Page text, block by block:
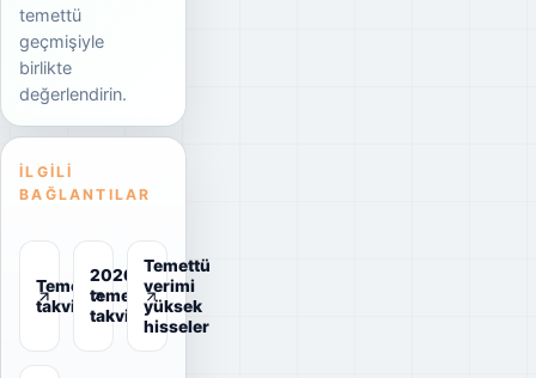
temettü
geçmişiyle
birlikte
değerlendirin.
İLGILI
BAĞLANTILAR
Temettü
takvimi
2026
temettü
takvimi
Temettü
verimi
yüksek
hisseler